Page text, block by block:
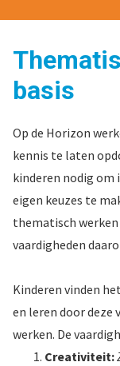
basis
Op de Horizon
kennis te laten
kinderen nodig om
eigen keuzes te
thematisch werken
vaardigheden
Kinderen vinden
en leren door deze
werken. De
Creativiteit: